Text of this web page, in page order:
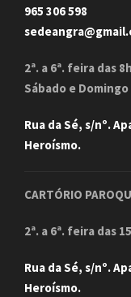
965 306 598
2ª. a 6ª. feira das
Sábado e Domingo
Rua da Sé, s/nº.
Heroísmo.
CARTÓRIO
2ª. a 6ª. feira das
Rua da Sé, s/nº.
Heroísmo.